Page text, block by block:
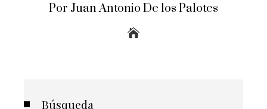
Por Juan Antonio De los Palotes
Búsqueda